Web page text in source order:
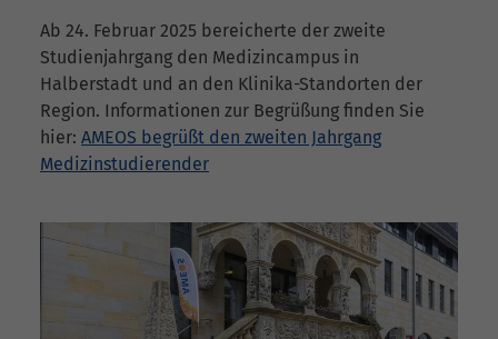
Ab 24. Februar 2025 bereicherte der zweite
Studienjahrgang den Medizincampus in
Halberstadt und an den Klinika-Standorten der
Region. Informationen zur Begrüßung finden Sie
hier: AMEOS begrüßt den zweiten Jahrgang
Medizinstudierender